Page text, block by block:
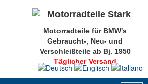
Motorradteile für BMW's
Gebraucht-, Neu- und
Verschleißteile ab Bj. 1950
Täglicher Versand